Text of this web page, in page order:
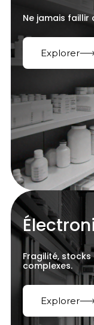
Ne jamais faillir
Explorer
Fragilité,
complexes.
Explorer